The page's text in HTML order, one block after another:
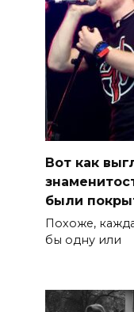
Вот как
были
Похоже,
бы одну или